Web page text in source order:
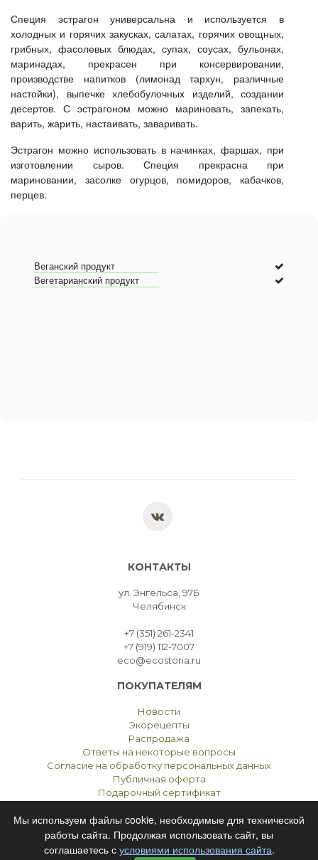
Специя эстрагон универсальна и используется в
холодных и горячих закусках, салатах, горячих овощных,
грибных, фасолевых блюдах, супах, соусах, бульонах,
маринадах, прекрасен при консервировании,
производстве напитков (лимонад тархун, различные
настойки), выпечке хлебобулочных изделий, создании
десертов. С эстрагоном можно мариновать, запекать,
варить, жарить, настаивать, заваривать.
Эстрагон можно использовать в начинках, фаршах, при
изготовлении сыров. Специя прекрасна при
мариновании, засолке огурцов, помидоров, кабачков,
перцев.
Веганский продукт
Вегетарианский продукт
КОНТАКТЫ
ул. Энгельса, 97Б
Челябинск
+7 (351) 261-2341
+7 (919) 112-7007
eco@ecostoria.ru
ПОКУПАТЕЛЯМ
Новости
Экорецепты
Распродажа
Ответы на некоторые вопросы
Согласие на обработку персональных данных
Публичная оферта
Подарочный сертификат
ЭКОСТОРИЯЧЕЛЯБИНСК © 2021
Мы используем файлы cookie, необходимые для технической
работы сайта. Продолжая использовать сайт, вы
соглашаетесь с условиями использования сайта.